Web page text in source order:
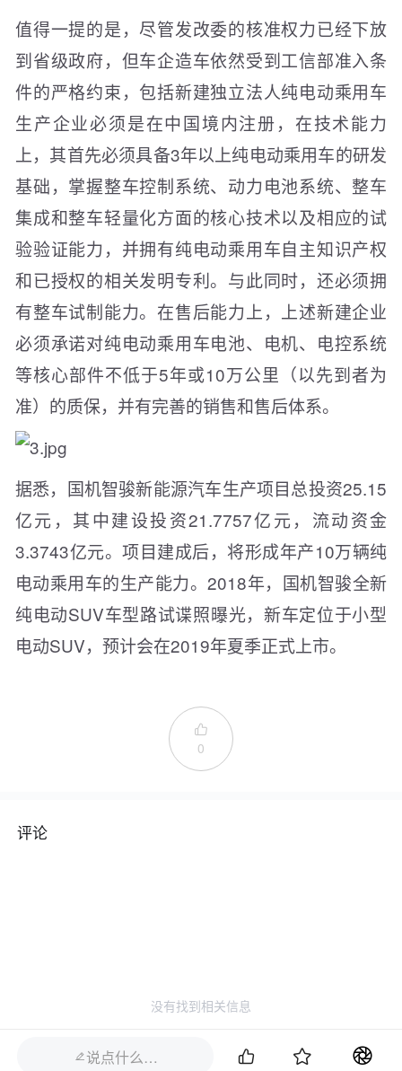
值得一提的是，尽管发改委的核准权力已经下放
到省级政府，但车企造车依然受到工信部准入条
件的严格约束，包括新建独立法人纯电动乘用车
生产企业必须是在中国境内注册，在技术能力
上，其首先必须具备3年以上纯电动乘用车的研发
基础，掌握整车控制系统、动力电池系统、整车
集成和整车轻量化方面的核心技术以及相应的试
验验证能力，并拥有纯电动乘用车自主知识产权
和已授权的相关发明专利。与此同时，还必须拥
有整车试制能力。在售后能力上，上述新建企业
必须承诺对纯电动乘用车电池、电机、电控系统
等核心部件不低于5年或10万公里（以先到者为
准）的质保，并有完善的销售和售后体系。
据悉，国机智骏新能源汽车生产项目总投资25.15
亿元，其中建设投资21.7757亿元，流动资金
3.3743亿元。项目建成后，将形成年产10万辆纯
电动乘用车的生产能力。2018年，国机智骏全新
纯电动SUV车型路试谍照曝光，新车定位于小型
电动SUV，预计会在2019年夏季正式上市。

0
评论
没有找到相关信息
说点什么…  